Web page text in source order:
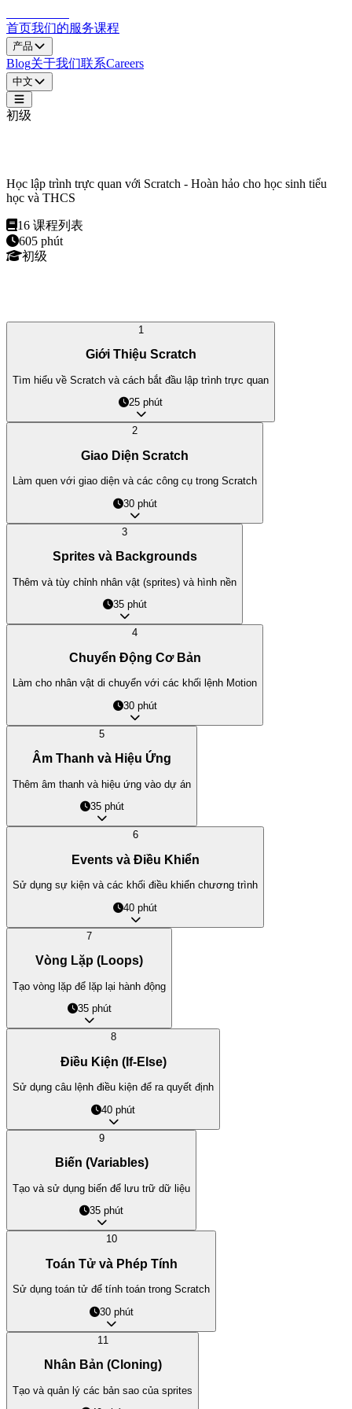
首页我们的服务课程
产品
Blog关于我们联系Careers
中文
初级
Học lập trình trực quan với Scratch - Hoàn hảo cho học sinh tiểu
học và THCS
16 课程列表
605 phút
初级
1
Giới Thiệu Scratch
Tìm hiểu về Scratch và cách bắt đầu lập trình trực quan
25 phút
2
Giao Diện Scratch
Làm quen với giao diện và các công cụ trong Scratch
30 phút
3
Sprites và Backgrounds
Thêm và tùy chỉnh nhân vật (sprites) và hình nền
35 phút
4
Chuyển Động Cơ Bản
Làm cho nhân vật di chuyển với các khối lệnh Motion
30 phút
5
Âm Thanh và Hiệu Ứng
Thêm âm thanh và hiệu ứng vào dự án
35 phút
6
Events và Điều Khiển
Sử dụng sự kiện và các khối điều khiển chương trình
40 phút
7
Vòng Lặp (Loops)
Tạo vòng lặp để lặp lại hành động
35 phút
8
Điều Kiện (If-Else)
Sử dụng câu lệnh điều kiện để ra quyết định
40 phút
9
Biến (Variables)
Tạo và sử dụng biến để lưu trữ dữ liệu
35 phút
10
Toán Tử và Phép Tính
Sử dụng toán tử để tính toán trong Scratch
30 phút
11
Nhân Bản (Cloning)
Tạo và quản lý các bản sao của sprites